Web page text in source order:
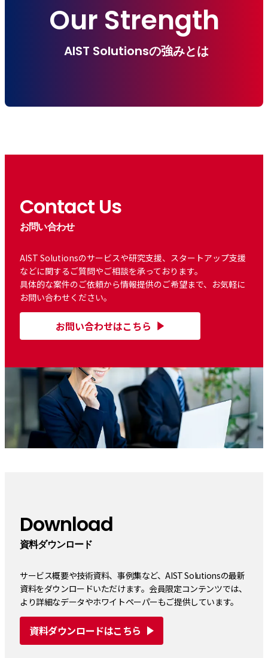
Our Strength
AIST Solutionsの強みとは
Contact Us
お問い合わせ
AIST Solutionsのサービスや研究支援、スタートアップ支援
などに関するご質問やご相談を承っております。
具体的な案件のご依頼から情報提供のご希望まで、お気軽に
お問い合わせください。
お問い合わせはこちら
Download
資料ダウンロード
サービス概要や技術資料、事例集など、AIST Solutionsの最新
資料をダウンロードいただけます。会員限定コンテンツでは、
より詳細なデータやホワイトペーパーもご提供しています。
資料ダウンロードはこちら